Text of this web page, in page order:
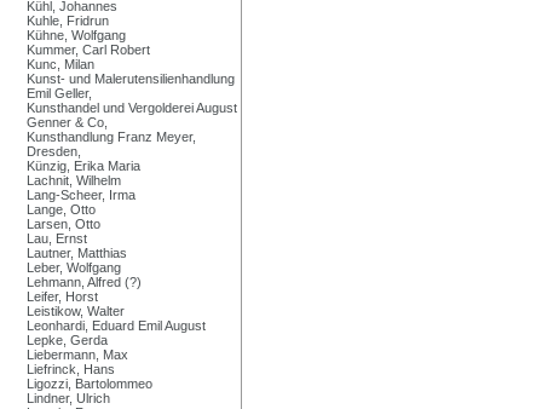
Kühl, Johannes
Kuhle, Fridrun
Kühne, Wolfgang
Kummer, Carl Robert
Kunc, Milan
Kunst- und Malerutensilienhandlung
Emil Geller,
Kunsthandel und Vergolderei August
Genner & Co,
Kunsthandlung Franz Meyer,
Dresden,
Künzig, Erika Maria
Lachnit, Wilhelm
Lang-Scheer, Irma
Lange, Otto
Larsen, Otto
Lau, Ernst
Lautner, Matthias
Leber, Wolfgang
Lehmann, Alfred (?)
Leifer, Horst
Leistikow, Walter
Leonhardi, Eduard Emil August
Lepke, Gerda
Liebermann, Max
Liefrinck, Hans
Ligozzi, Bartolommeo
Lindner, Ulrich